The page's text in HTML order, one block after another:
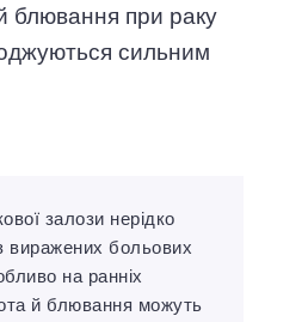
блювання при раку
сильним
залози нерідко
виражених больових
на ранніх
й блювання можуть